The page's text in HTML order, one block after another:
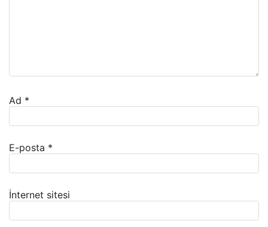
Ad *
E-posta *
İnternet sitesi